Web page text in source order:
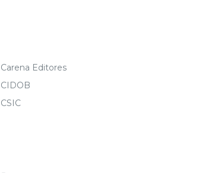
Carena Editores
CIDOB
CSIC